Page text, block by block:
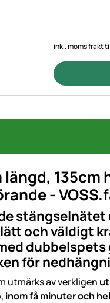
inkl. momsfrakt
135cm
-
och väldigt
för
utmärks av verkligen
inom få minuter och